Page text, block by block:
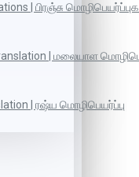
| பிரஞ்சு
| மலையாள
| ரஷ்ய மொழிபெயர்ப்பு